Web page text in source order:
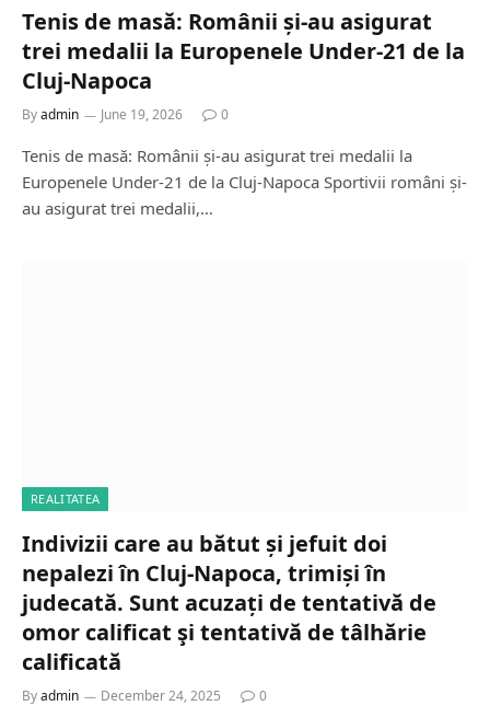
Tenis de masă: Românii și-au asigurat
trei medalii la Europenele Under-21 de la
Cluj-Napoca
Byadmin June 19, 2026 0
Tenis de masă: Românii și-au asigurat trei medalii la
Europenele Under-21 de la Cluj-Napoca Sportivii români și-
au asigurat trei medalii,…
REALITATEA
Indivizii care au bătut și jefuit doi
nepalezi în Cluj-Napoca, trimiși în
judecată. Sunt acuzați de tentativă de
omor calificat şi tentativă de tâlhărie
calificată
Byadmin December 24, 2025 0